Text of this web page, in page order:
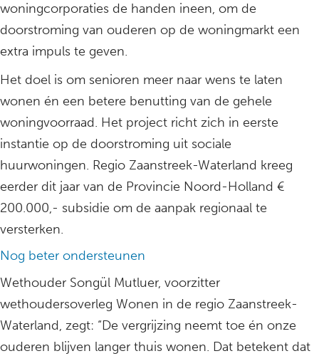
woningcorporaties de handen ineen, om de
doorstroming van ouderen op de woningmarkt een
extra impuls te geven.
Het doel is om senioren meer naar wens te laten
wonen én een betere benutting van de gehele
woningvoorraad. Het project richt zich in eerste
instantie op de doorstroming uit sociale
huurwoningen. Regio Zaanstreek-Waterland kreeg
eerder dit jaar van de Provincie Noord-Holland €
200.000,- subsidie om de aanpak regionaal te
versterken.
Nog beter ondersteunen
Wethouder Songül Mutluer, voorzitter
wethoudersoverleg Wonen in de regio Zaanstreek-
Waterland, zegt: “De vergrijzing neemt toe én onze
ouderen blijven langer thuis wonen. Dat betekent dat